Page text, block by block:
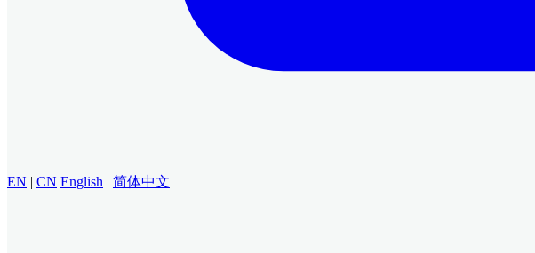
EN | CN English | 简体中文